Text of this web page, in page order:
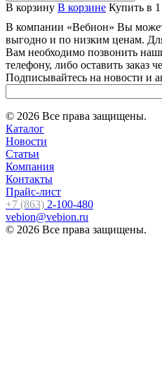
В корзину В корзине Купить в
В компании «Вебион» Вы
выгодно и по низким ценам.
Вам необходимо позвонить
телефону, либо оставить заказ
Подписывайтесь на новости и
© 2026 Все права защищены.
Каталог
Новости
Статьи
Компания
Контакты
Прайс-лист
+7 (863) 2-100-480
vebion@vebion.ru
© 2026 Все права защищены.